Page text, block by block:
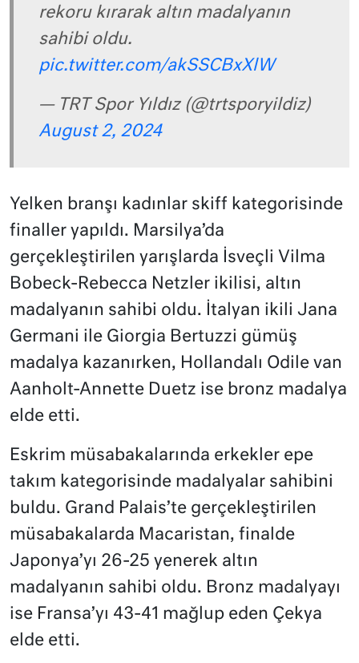
rekoru kırarak altın madalyanın
sahibi oldu.
pic.twitter.com/akSSCBxXlW
— TRT Spor Yıldız (@trtsporyildiz)
August 2, 2024
Yelken branşı kadınlar skiff kategorisinde
finaller yapıldı. Marsilya’da
gerçekleştirilen yarışlarda İsveçli Vilma
Bobeck-Rebecca Netzler ikilisi, altın
madalyanın sahibi oldu. İtalyan ikili Jana
Germani ile Giorgia Bertuzzi gümüş
madalya kazanırken, Hollandalı Odile van
Aanholt-Annette Duetz ise bronz madalya
elde etti.
Eskrim müsabakalarında erkekler epe
takım kategorisinde madalyalar sahibini
buldu. Grand Palais’te gerçekleştirilen
müsabakalarda Macaristan, finalde
Japonya’yı 26-25 yenerek altın
madalyanın sahibi oldu. Bronz madalyayı
ise Fransa’yı 43-41 mağlup eden Çekya
elde etti.